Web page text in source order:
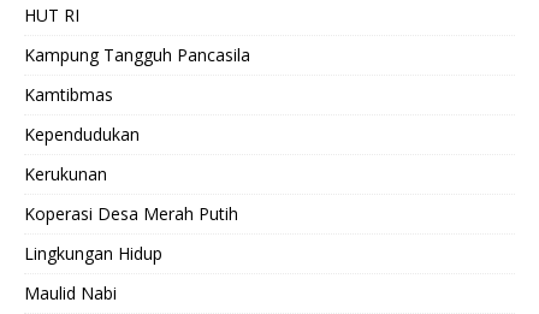
HUT RI
Kampung Tangguh Pancasila
Kamtibmas
Kependudukan
Kerukunan
Koperasi Desa Merah Putih
Lingkungan Hidup
Maulid Nabi